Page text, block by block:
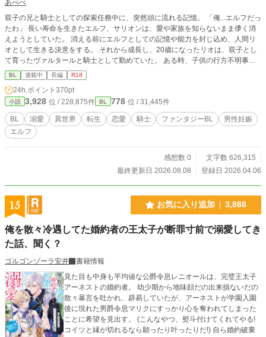
あぺぺ
双子の兄と騎士としての探索任務中に、突然頭に流れる記憶。 「俺...エルフだっ
たわ」 長い寿命を生きたエルフ、サリオンは、愛や家族を知らないまま儚く消
えようとしていた。 消える前にエルフとしての記憶や能力を封じ込め、人間リ
オとして生きる決意をする。 それから成長し、20歳になったリオは、双子とし
て育ったヴァルタールと騎士として勤めていた。 ある時、子供の行方不明事件
が起きる。手がかりを追っていく内に、妖精の痕跡に気づくリオ。 妖精をきっ
かけに記憶が蘇り初め、そこから様々な人や人でない者たちに出会っていく 少
しシリアス気味です。妖精も、明るくカワイイものは全く出てきません。本当は
怖い系のものばかりです。全体として暗くなりやすそうな感じを何とか主人公の
明るさで乗り切ろうとしています。初めての執筆にも関わらず長編になっていま
す。 ヴァルタールとくっつくのは早いです 誤字や言葉足らずがあり、細かな修
正が公開後もあったりします ＊話自体はもう折り返してはいるのですが、初め
が多くて(今も粗は多いんですけど)少しずつ直しています。読み返す度に身悶え
るくらい、稚拙で、ここまで読んでくださった皆さんに、本当に頭が上がりませ
BL 連載中 長編 R18
24h.ポイント 370pt
小説 3,928 位 / 228,875件 BL 778 位 / 31,445件
BL 溺愛 異世界 転生 恋愛 騎士 ファンタジーBL
男性妊娠
エルフ
感想数 0
文字数 626,315
最終更新日 2026.08.08
登録日 2026.04.06
15 お気に入り追加 3,888
俺を散々冷遇してた婚約者の王太子が断罪寸前で溺愛してき
た話、聞く？
ゴルゴンゾーラ安井
書籍情報
見た目も中身も平均値な公爵令息レニオールは、完璧王太子
アーネストの婚約者。 幼少期から地味顔だの出来損ないだの
散々暴言を吐かれ、辟易していたが、アーネストが学園入園
後に現れた男爵令息マリクにすっかり心を奪われてしまった
ことに希望を見出す。 (こんなやつ、熨斗付けてくれてやる!
コイツと縁が切れるなら願ったり叶ったりだ!) 自ら婚約破棄